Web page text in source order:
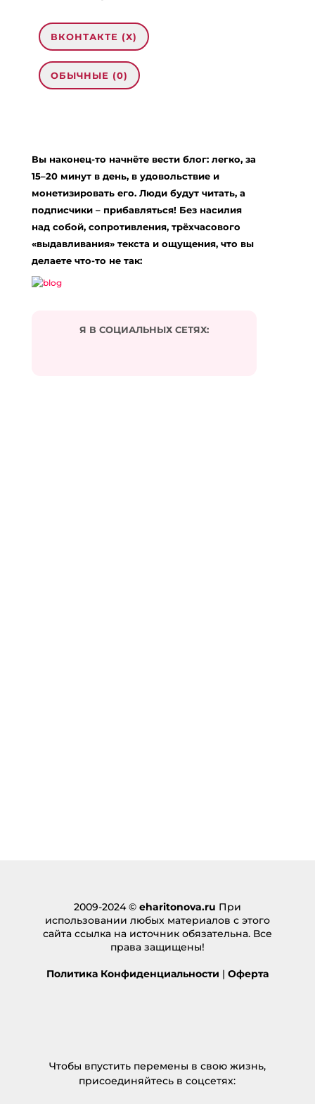
ВКОНТАКТЕ (X)
ОБЫЧНЫЕ (0)
декрета”»
Ks Quik 800:
17.12.2023 в 03:33
… [Trackback]
[…] Read More Info here to that Topic:
eharitonova.ru/pyatiletka-za-tri-goda-ili-kak-uspet-
vse-za-period-dekreta/ […]
… [Trackback]
รับบริหารนิติบุคคล :
… [Trackback]
[…] There you will find 69964 additional Info on that
31.03.2025 в 02:36
… [Trackback]
Вы наконец-то начнёте вести блог: легко, за
15–20 минут в день, в удовольствие и
монетизировать его. Люди будут читать, а
подписчики – прибавляться! Без насилия
над собой, сопротивления, трёхчасового
«выдавливания» текста и ощущения, что вы
делаете что-то не так:
Я В СОЦИАЛЬНЫХ СЕТЯХ:
2009-2024 © eharitonova.ru При
использовании любых материалов с этого
сайта ссылка на источник обязательна. Все
права защищены!
Политика Конфиденциальности | Оферта
Чтобы впустить перемены в свою жизнь,
присоединяйтесь в соцсетях: